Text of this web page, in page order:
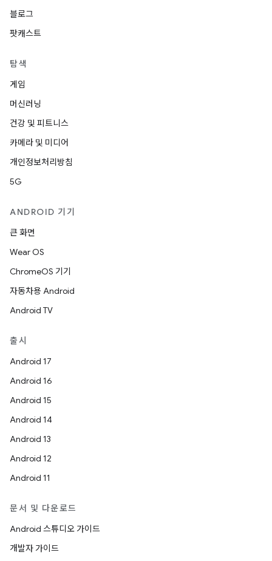
블로그
팟캐스트
탐색
게임
머신러닝
건강 및 피트니스
카메라 및 미디어
개인정보처리방침
5G
ANDROID 기기
큰 화면
Wear OS
ChromeOS 기기
자동차용 Android
Android TV
출시
Android 17
Android 16
Android 15
Android 14
Android 13
Android 12
Android 11
문서 및 다운로드
Android 스튜디오 가이드
개발자 가이드